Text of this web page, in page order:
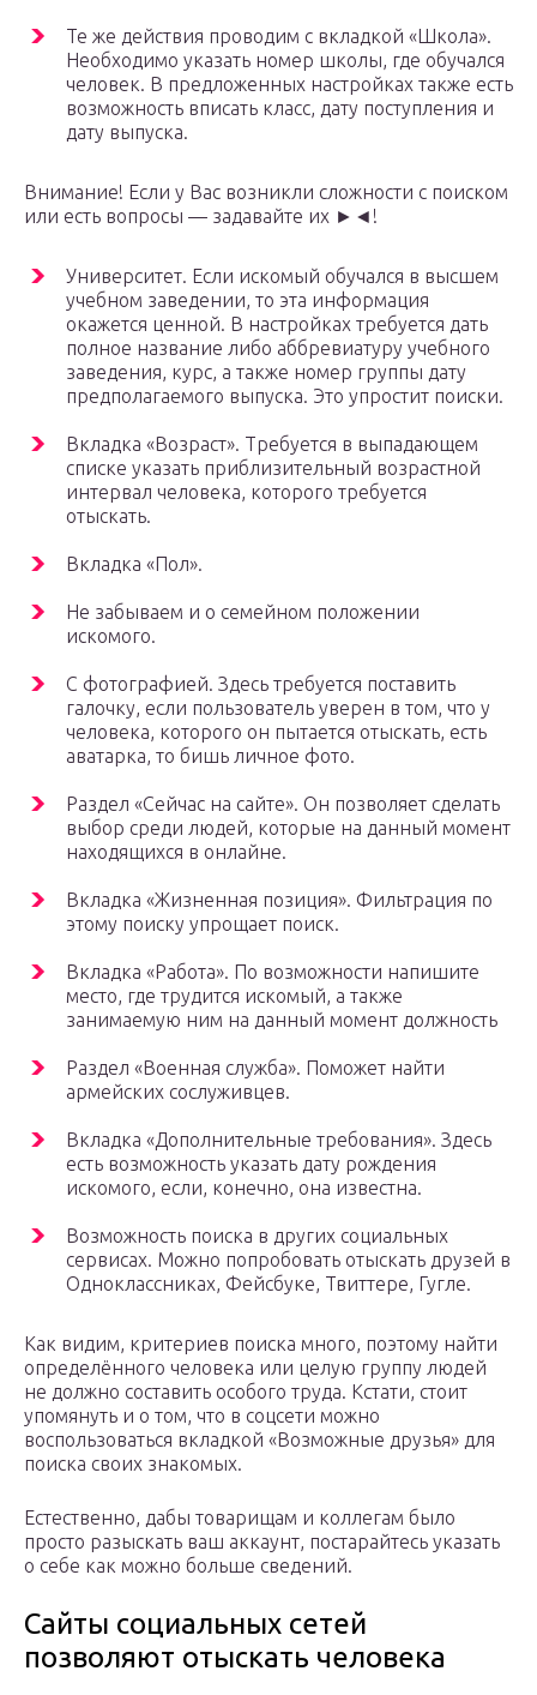
Те же действия проводим с вкладкой «Школа».
Необходимо указать номер школы, где обучался
человек. В предложенных настройках также есть
возможность вписать класс, дату поступления и
дату выпуска.
Внимание! Если у Вас возникли сложности с поиском
или есть вопросы — задавайте их ►◄!
Университет. Если искомый обучался в высшем
учебном заведении, то эта информация
окажется ценной. В настройках требуется дать
полное название либо аббревиатуру учебного
заведения, курс, а также номер группы дату
предполагаемого выпуска. Это упростит поиски.
Вкладка «Возраст». Требуется в выпадающем
списке указать приблизительный возрастной
интервал человека, которого требуется
отыскать.
Вкладка «Пол».
Не забываем и о семейном положении
искомого.
С фотографией. Здесь требуется поставить
галочку, если пользователь уверен в том, что у
человека, которого он пытается отыскать, есть
аватарка, то бишь личное фото.
Раздел «Сейчас на сайте». Он позволяет сделать
выбор среди людей, которые на данный момент
находящихся в онлайне.
Вкладка «Жизненная позиция». Фильтрация по
этому поиску упрощает поиск.
Вкладка «Работа». По возможности напишите
место, где трудится искомый, а также
занимаемую ним на данный момент должность
Раздел «Военная служба». Поможет найти
армейских сослуживцев.
Вкладка «Дополнительные требования». Здесь
есть возможность указать дату рождения
искомого, если, конечно, она известна.
Возможность поиска в других социальных
сервисах. Можно попробовать отыскать друзей в
Одноклассниках, Фейсбуке, Твиттере, Гугле.
Как видим, критериев поиска много, поэтому найти
определённого человека или целую группу людей
не должно составить особого труда. Кстати, стоит
упомянуть и о том, что в соцсети можно
воспользоваться вкладкой «Возможные друзья» для
поиска своих знакомых.
Естественно, дабы товарищам и коллегам было
просто разыскать ваш аккаунт, постарайтесь указать
о себе как можно больше сведений.
Сайты социальных сетей
позволяют отыскать человека